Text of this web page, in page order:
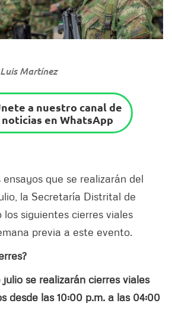
Martínez
a nuestro canal de
noticias en WhatsApp
que se realizarán del
la Secretaría Distrital de
siguientes cierres viales
previa a este evento.
julio se realizarán cierres viales
desde las 10:00 p.m. a las 04:00